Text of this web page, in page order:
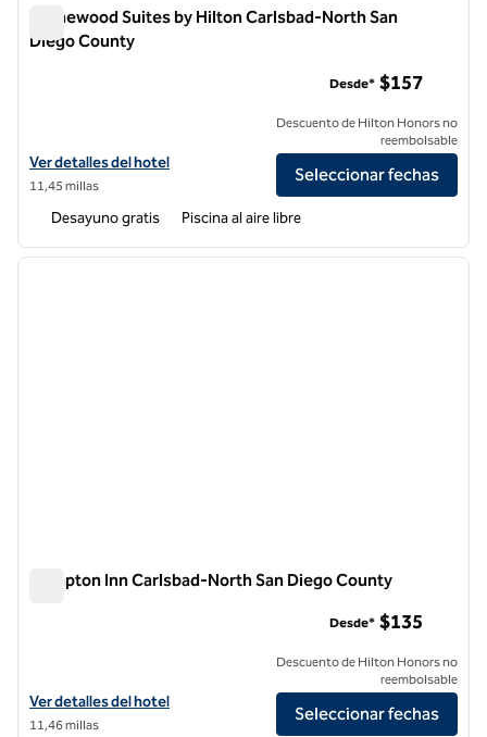
Homewood Suites by Hilton Carlsbad-North San
Diego County
Ver detalles del hotel Homewood Suites by Hilton Carlsbad-North
Ver detalles del hotel
11,45 millas
Desde* $157
Descuento de Hilton Honors no
reembolsable
Seleccionar fechas
Desayuno gratis Piscina al aire libre
1 de 12
Hampton Inn Carlsbad-North San Diego County
Ver detalles del hotel Hampton Inn Carlsbad-North San Diego
Ver detalles del hotel
11,46 millas
Desde* $135
Descuento de Hilton Honors no
reembolsable
Seleccionar fechas